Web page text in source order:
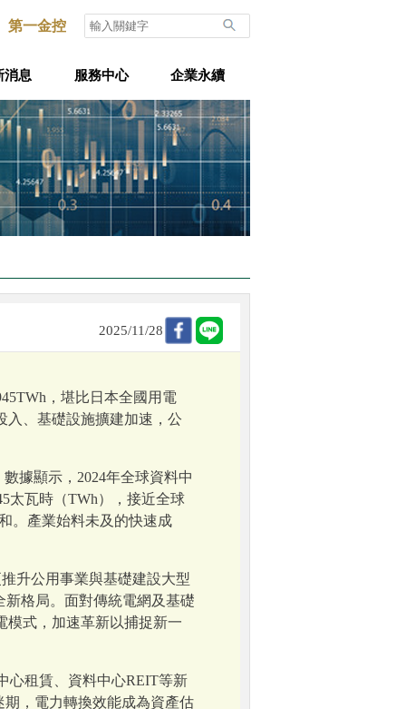
第一金控
消息 服務中心 企業永續
2025/11/28
，堪比日本全國用電
入、基礎設施擴建加速，公
據顯示，2024年全球資料中
太瓦時（TWh），接近全球
。產業始料未及的快速成
升公用事業與基礎建設大型
格局。面對傳統電網及基礎
模式，加速革新以捕捉新一
心租賃、資料中心REIT等新
，電力轉換效能成為資產估